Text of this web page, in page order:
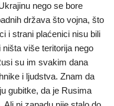
nego se bore
država što vojna, što
i strani plaćenici nisu bili
više teritorija nego
su im svakim dana
i ljudstva. Znam da
gubitke, da je Rusima